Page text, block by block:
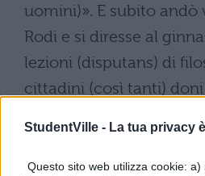
StudentVille - La tua privacy
Questo sito web utilizza cookie:
uomini)». E subito andò
Rodi e si diresse al
lezioni (disputans) di
cittadini (così tanti)
provvide a se stesso
poté anche fornire a
furono) con lui il